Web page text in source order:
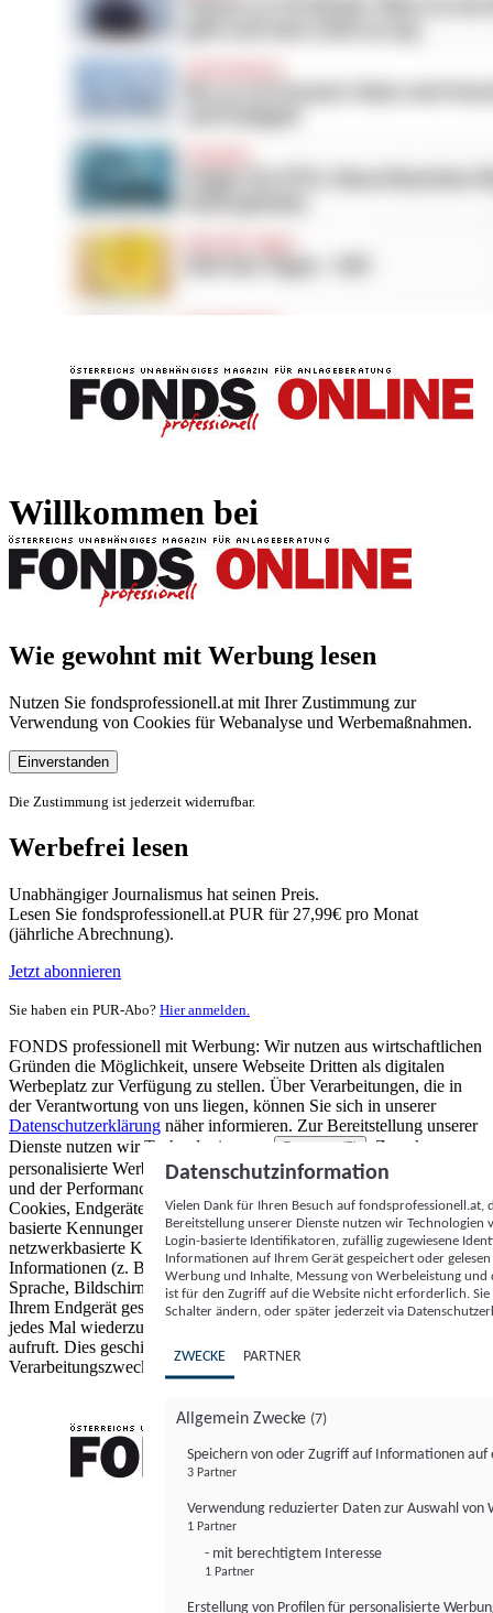
Willkommen bei
Wie gewohnt mit Werbung lesen
Nutzen Sie fondsprofessionell.at mit Ihrer Zustimmung zur
Verwendung von Cookies für Webanalyse und Werbemaßnahmen.
Einverstanden
Die Zustimmung ist jederzeit widerrufbar.
Werbefrei lesen
Unabhängiger Journalismus hat seinen Preis.
Lesen Sie fondsprofessionell.at PUR für 27,99€ pro Monat
(jährliche Abrechnung).
Jetzt abonnieren
Sie haben ein PUR-Abo? Hier anmelden.
FONDS professionell mit Werbung: Wir nutzen aus wirtschaftlichen
Gründen die Möglichkeit, unsere Webseite Dritten als digitalen
Werbeplatz zur Verfügung zu stellen. Über Verarbeitungen, die in
der Verantwortung von uns liegen, können Sie sich in unserer
Datenschutzerklärung näher informieren. Zur Bereitstellung unserer
Dienste nutzen wir Technologien von
Partnern (5)
. Zwecke:
personalisierte Werbung und Inhalte, Messung von Werbeleistung
und der Performance von Inhalten sowie Zielgruppenforschung.
Cookies, Endgeräte- oder ähnliche Online-Kennungen (z. B. login-
basierte Kennungen, zufällig generierte Kennungen,
netzwerkbasierte Kennungen) können zusammen mit anderen
Informationen (z. B. Browsertyp und Browserinformationen,
Sprache, Bildschirmgröße, unterstützte Technologien usw.) auf
Ihrem Endgerät gespeichert oder von dort ausgelesen werden, um es
jedes Mal wiederzuerkennen, wenn es eine App oder einer Webseite
aufruft. Dies geschieht für einen oder mehrere der hier aufgeführten
Verarbeitungszwecke.
Datenschutzinformation
Vielen Dank für Ihren Besuch auf
Bereitstellung unserer Dienste nutzen wir Technologien
Login-basierte Identifikatoren, zufällig zugewiesene
Informationen auf Ihrem Gerät gespeichert oder
Werbung und Inhalte, Messung von Werbeleistung
ist für den Zugriff auf die Website nicht erforderlich.
Schalter ändern, oder später jederzeit via
ZWECKE PARTNER
Allgemein Zwecke (7)
Speichern von oder Zugriff auf Informationen auf
3 Partner
Verwendung reduzierter Daten zur Auswahl von
1 Partner
- mit berechtigtem Interesse
1 Partner
Erstellung von Profilen für personalisierte
FONDS professionell